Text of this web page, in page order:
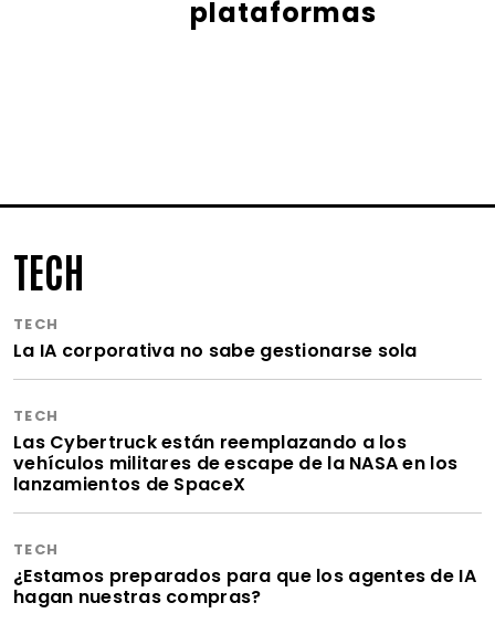
plataformas
TECH
TECH
La IA corporativa no sabe gestionarse sola
TECH
Las Cybertruck están reemplazando a los
vehículos militares de escape de la NASA en los
lanzamientos de SpaceX
TECH
¿Estamos preparados para que los agentes de IA
hagan nuestras compras?